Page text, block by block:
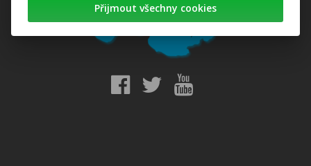
Přijmout všechny cookies